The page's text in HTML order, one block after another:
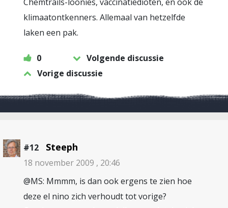
klimaatontkenners. Allemaal van hetzelfde
laken een pak.
0
Volgende discussie
Vorige discussie
#12 Steeph
18 november 2009 , 20:46
@MS: Mmmm, is dan ook ergens te zien hoe
deze el nino zich verhoudt tot vorige?